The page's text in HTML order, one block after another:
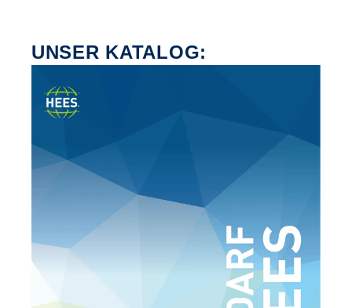
UNSER KATALOG: